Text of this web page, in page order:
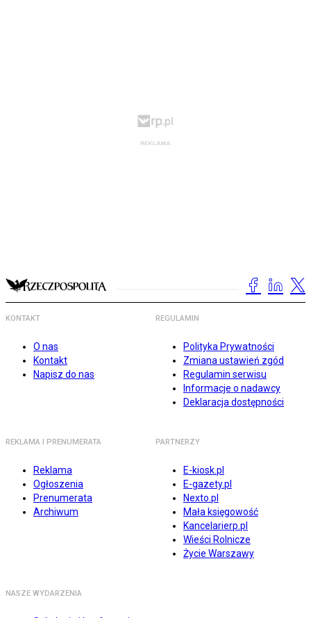
KONTAKT
O nas
Kontakt
Napisz do nas
REGULAMIN
Polityka Prywatności
Zmiana ustawień zgód
Regulamin serwisu
Informacje o nadawcy
Deklaracja dostępności
REKLAMA I PRENUMERATA
Reklama
Ogłoszenia
Prenumerata
Archiwum
PARTNERZY
E-kiosk.pl
E-gazety.pl
Nexto.pl
Mała księgowość
Kancelarierp.pl
Wieści Rolnicze
Życie Warszawy
NASZE WYDARZENIA